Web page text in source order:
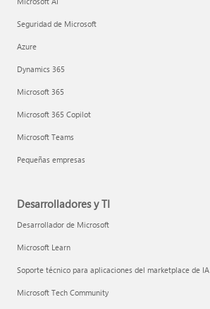
Seguridad de Microsoft
Azure
Dynamics 365
Microsoft 365
Microsoft 365 Copilot
Microsoft Teams
Pequeñas empresas
Desarrolladores y TI
Desarrollador de Microsoft
Microsoft Learn
Soporte técnico para aplicaciones del marketplace de IA
Microsoft Tech Community